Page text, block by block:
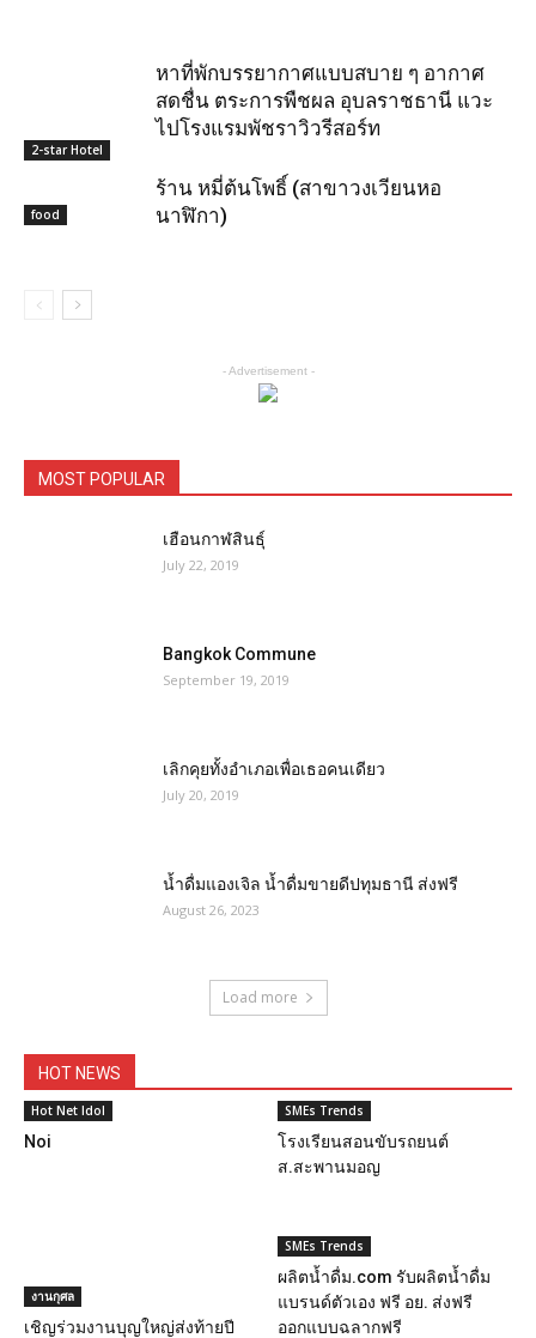
2-star Hotel
หาที่พักบรรยากาศแบบสบาย ๆ อากาศ
สดชื่น ตระการพืชผล อุบลราชธานี แวะ
ไปโรงแรมพัชราวิวรีสอร์ท
food
ร้าน หมี่ต้นโพธิ์ (สาขาวงเวียนหอ
นาฬิกา)
- Advertisement -
MOST POPULAR
เฮือนกาฬสินธุ์
July 22, 2019
Bangkok Commune
September 19, 2019
เลิกคุยทั้งอำเภอเพื่อเธอคนเดียว
July 20, 2019
น้ำดื่มแองเจิล น้ำดื่มขายดีปทุมธานี ส่งฟรี
August 26, 2023
Load more
HOT NEWS
Hot Net Idol
Noi
SMEs Trends
โรงเรียนสอนขับรถยนต์
ส.สะพานมอญ
งานกุศล
เชิญร่วมงานบุญใหญ่ส่งท้ายปี
SMEs Trends
ผลิตน้ำดื่ม.com รับผลิตน้ำดื่ม
แบรนด์ตัวเอง ฟรี อย. ส่งฟรี
ออกแบบฉลากฟรี